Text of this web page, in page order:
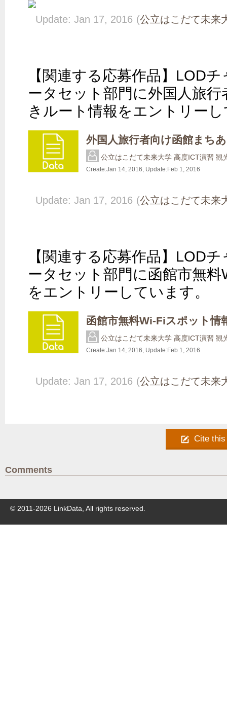
Update: Jan 17, 2016 (公立はこだて未来
【関連する応募作品】LOD
ータセット部門に外国人旅
きルート情報をエントリー
外国人旅行者向け函館まち
公立はこだて未来大学 高度ICT演習 観
Create:Jan 14, 2016, Update:Feb 1, 2016
Update: Jan 17, 2016 (公立はこだて未来
【関連する応募作品】LOD
ータセット部門に函館市無
をエントリーしています。
函館市無料Wi-Fiスポット情
公立はこだて未来大学 高度ICT演習 観
Create:Jan 14, 2016, Update:Feb 1, 2016
Update: Jan 17, 2016 (公立はこだて未来
Cite this
Comments
© 2011-2026 LinkData, All rights reserved.